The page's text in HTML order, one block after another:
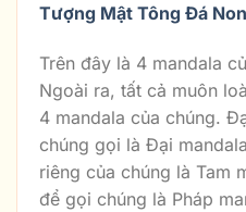
Tượng Mật Tông Đá
Trên đây là 4 mandala
Ngoài ra, tất cả muôn
4 mandala của chúng.
chúng gọi là Đại
riêng của chúng là Tam
để gọi chúng là Pháp